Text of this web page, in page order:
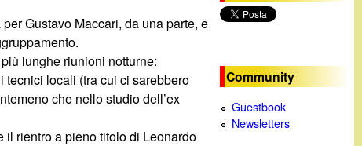
c
Gustavo Maccari, da una parte, e
lunghe riunioni notturne:
tecnici locali (tra cui ci sarebbero
che nello studio dell’ex
il rientro a pieno titolo di Leonardo
Community
Guestbook
Newsletters